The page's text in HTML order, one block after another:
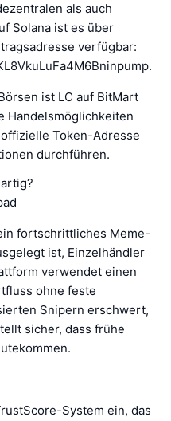
als auch
Solana ist es über
verfügbar:
ist LC auf BitMart
Handelsmöglichkeiten
Token-Adresse
durchführen.
fortschrittliches Meme-
ist, Einzelhändler
verwendet einen
ohne feste
Snipern erschwert,
sicher, dass frühe
System ein, das